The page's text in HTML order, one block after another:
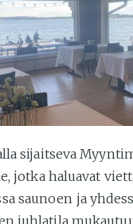
sijaitseva
jotka haluavat
saunoen ja